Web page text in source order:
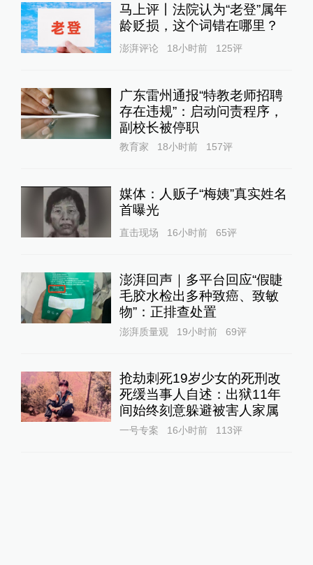
马上评丨法院认为“老登”属年
龄贬损，这个词错在哪里？
澎湃评论 18小时前 125评
广东雷州通报“特教老师招聘
存在违规”：启动问责程序，
副校长被停职
教育家 18小时前 157评
媒体：人贩子“梅姨”真实姓名
首曝光
直击现场 16小时前 65评
澎湃回声｜多平台回应“假睫
毛胶水检出多种致癌、致敏
物”：正排查处置
澎湃质量观 19小时前 69评
抢劫刺死19岁少女的死刑改
死缓当事人自述：出狱11年
间始终刻意躲避被害人家属
一号专案 16小时前 113评